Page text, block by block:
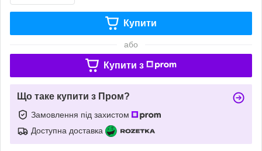
Купити
або
Купити з
Що таке купити з Пром?
Замовлення під захистом
Доступна доставка